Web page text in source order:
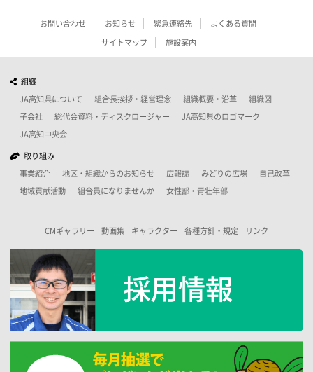
お問い合わせ お知らせ 緊急連絡先 よくある質問
サイトマップ 施設案内
組織
JA高知県について 組合長挨拶・経営理念 組織概要・沿革 組織図
子会社 総代会資料・ディスクロージャー JA高知県のロゴマーク
JA高知中央会
取り組み
事業紹介 地区・組織からのお知らせ 広報誌 みどりの広場 自己改革
地域貢献活動 組合員になりませんか 女性部・青壮年部
CMギャラリー 動画集 キャラクター 各種方針・規定 リンク